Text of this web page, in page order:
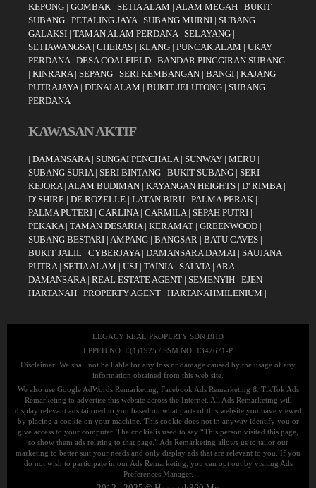
KEPONG | GOMBAK | SETIA ALAM | ALAM MEGAH | BUKIT
SUBANG | PETALING JAYA| SUBANG MURNI | SUBANG
GALAKSI | TAMAN ALAM PERDANA| SELAYANG |
SETIAWANGSA| CHERAS | KLANG | PUNCAK ALAM | UKAY
PERDANA| DESA COALFIELD | BANDAR PINGGIRAN SUBANG
| KINRARA| SEPANG | SERI KEMBANGAN | BANGI | KAJANG |
PUTRAJAYA| DENAI ALAM | BUKIT JELUTONG | SUBANG
PERDANA
KAWASAN AKTIF
| DAMANSARA| SUNGAI PENCHALA| SUNWAY | MERU |
SUBANG SURIA| SERI BINTANG | BUKIT SUBANG | SERI
KEJORA| ALAM BUDIMAN | KAYANGAN HEIGHTS | D' RIMBA|
D' SHIRE | DE ROZELLE | LATAN BIRU | PALMA PERAK |
PALMA PUTERI | CARLINA| CARMILA| SEPAH PUTRI |
PEKAKA| TAMAN DESARIA| KERAMAT | GREENWOOD |
SUBANG BESTARI | AMPANG | BANGSAR | BATU CAVES |
BUKIT JALIL | CYBERJAYA| DAMANSARA DAMAI | SAUJANA
PUTRA| SETIA ALAM | USJ | TAINIA| SALVIA| ARA
DAMANSARA| REAL ESTATE AGENT | SEMENYIH | EJEN
HARTANAH | PROPERTY AGENT | HARTANAHMILENIUM |
LEGACY REAL PROPERTY SDN BHD
LPPEH NO: E(1)1925 / SSM NO: 1342671-P
Disclaimer: We shall not be liable for any loss or damage caused by the usage of any
information obtained from this web site.
We also use Google AdWords Remarketing, Facebook Ads Remarketing & TikTok Ads
Remarketing to advertise this website across the Internet. All Ads Remarketing will
display relevant ads tailored to you based on what parts of this website you have viewed
by placing a cookie on your machine. This cookie does not in anyway identify you or
give access to your computer. The cookie is used to say “This person visited this page,
so show them ads relating to that page.” Ads Remarketing allows us to tailor our
marketing to better suit your needs and only display ads that are relevant to you. If you
do not wish to participate in our Ads Remarketing, you can opt out by visiting Ads
Preferences Manager.